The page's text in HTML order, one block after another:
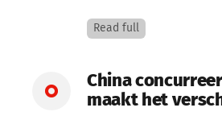
Read full
China
maakt het